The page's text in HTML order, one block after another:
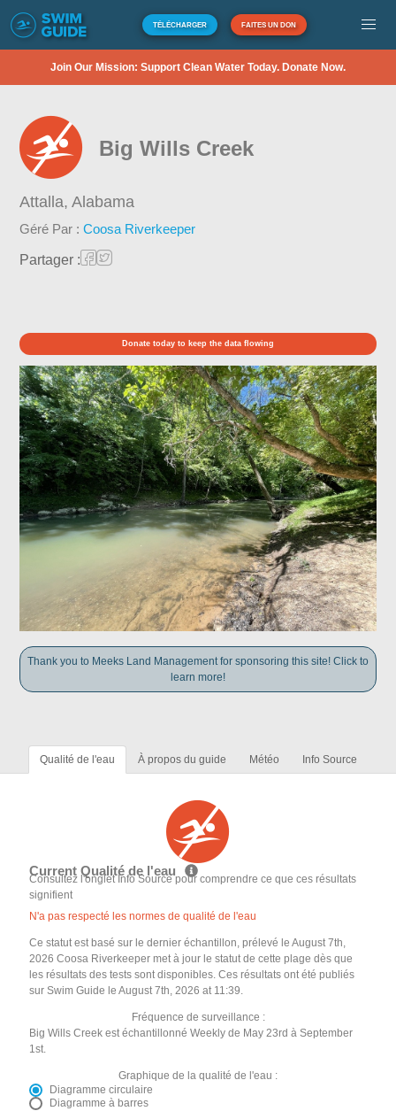
TÉLÉCHARGER FAITES UN DON
Join Our Mission: Support Clean Water Today. Donate Now.
Big Wills Creek
Attalla,Alabama
Géré Par :Coosa Riverkeeper
Partager :
Donate today to keep the data flowing
Thank you to Meeks Land Management for sponsoring this site! Click to
learn more!
Qualité de l'eau À propos du guide Météo Info Source
Current Qualité de l'eau
Consultez l'onglet Info Source pour comprendre ce que ces résultats
signifient
N'a pas respecté les normes de qualité de l'eau
Ce statut est basé sur le dernier échantillon, prélevé le August 7th,
2026 Coosa Riverkeeper met à jour le statut de cette plage dès que
les résultats des tests sont disponibles. Ces résultats ont été publiés
sur Swim Guide le August 7th, 2026 at 11:39.
Fréquence de surveillance :
Big Wills Creek est échantillonné Weekly de May 23rd à September
1st.
Graphique de la qualité de l'eau :
Diagramme circulaire
Diagramme à barres